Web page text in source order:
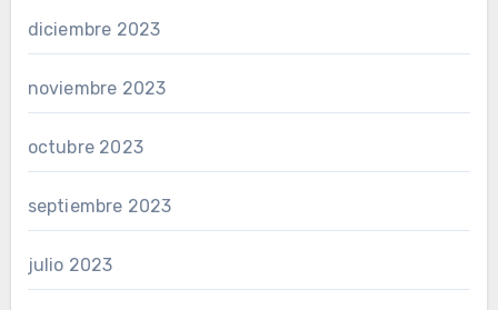
diciembre 2023
noviembre 2023
octubre 2023
septiembre 2023
julio 2023